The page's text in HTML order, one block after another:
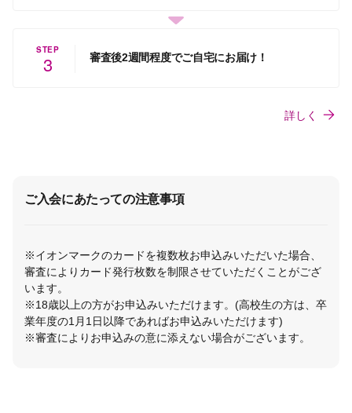
STEP
3 審査後2週間程度でご自宅にお届け！
詳しく
ご入会にあたっての注意事項
※イオンマークのカードを複数枚お申込みいただいた場合、
審査によりカード発行枚数を制限させていただくことがござ
います。
※18歳以上の方がお申込みいただけます。(高校生の方は、卒
業年度の1月1日以降であればお申込みいただけます)
※審査によりお申込みの意に添えない場合がございます。